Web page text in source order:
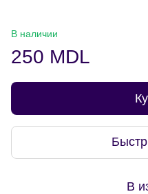
В наличии
250 MDL
В